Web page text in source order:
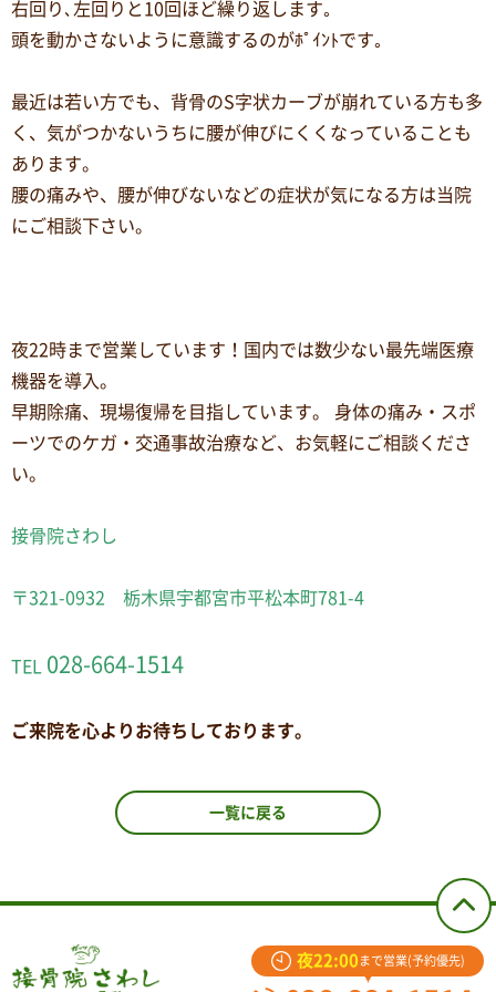
右回り､左回りと10回ほど繰り返します｡
頭を動かさないように意識するのがﾎﾟｲﾝﾄです｡
最近は若い方でも、背骨のS字状カーブが崩れている方も多
く、気がつかないうちに腰が伸びにくくなっていることも
あります。
腰の痛みや、腰が伸びないなどの症状が気になる方は当院
にご相談下さい。
夜22時まで営業しています！国内では数少ない最先端医療
機器を導入。
早期除痛、現場復帰を目指しています。 身体の痛み・スポ
ーツでのケガ・交通事故治療など、お気軽にご相談くださ
い。
接骨院さわし
〒321-0932 栃木県宇都宮市平松本町781-4
TEL 028-664-1514
ご来院を心よりお待ちしております。
一覧に戻る
夜22:00 まで営業(予約優先)